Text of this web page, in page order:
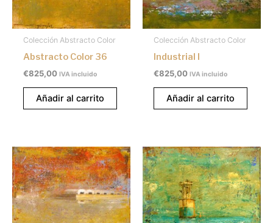
Colección Abstracto Color
Abstracto Color 36
€825,00 IVA incluido
Añadir al carrito
Colección Abstracto Color
Industrial I
€825,00 IVA incluido
Añadir al carrito